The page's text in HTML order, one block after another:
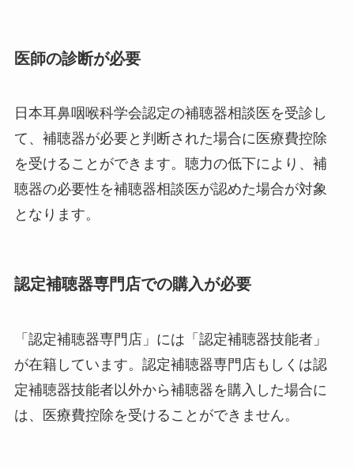
医師の診断が必要
日本耳鼻咽喉科学会認定の補聴器相談医を受診し
て、補聴器が必要と判断された場合に医療費控除
を受けることができます。聴力の低下により、補
聴器の必要性を補聴器相談医が認めた場合が対象
となります。
認定補聴器専門店での購入が必要
「認定補聴器専門店」には「認定補聴器技能者」
が在籍しています。認定補聴器専門店もしくは認
定補聴器技能者以外から補聴器を購入した場合に
は、医療費控除を受けることができません。